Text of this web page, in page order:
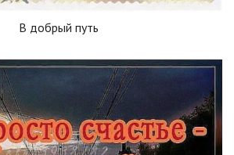
В добрый путь